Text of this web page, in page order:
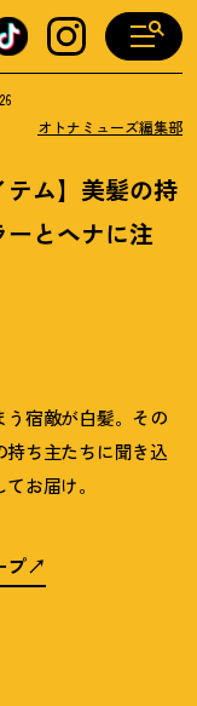
オトナミューズ編集部
テム】美髪の持
とヘナに注
宿敵が白髪。その
ち主たちに聞き込
お届け。
プ